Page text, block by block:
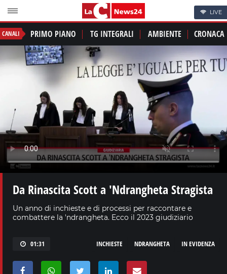
LIVE
CANALI PRIMO PIANO TG INTEGRALI AMBIENTE CRONACA
Da Rinascita Scott a 'Ndrangheta Stragista
Un anno di inchieste e di processi per raccontare e
combattere la 'ndrangheta. Ecco il 2023 giudiziario
01:31 IN EVIDENZA
NDRANGHETA
INCHIESTE